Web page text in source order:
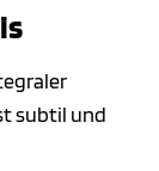
subtil und